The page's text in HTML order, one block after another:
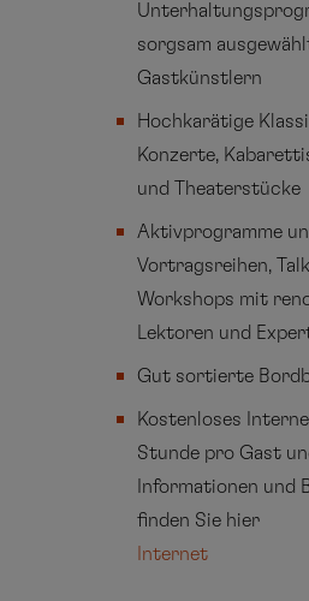
sorgsam
Gastkünstlern
Hochkarätige
Konzerte,
und Theaterstücke
Aktivprogramme
Vortragsreihen,
Workshops mit
Lektoren und
Gut sortierte
Kostenloses
Stunde pro Gast
Informationen und
finden Sie hier
Internet